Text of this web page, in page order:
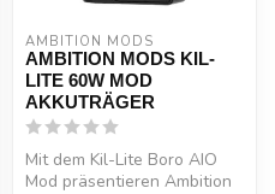
AMBITION MODS
AMBITION MODS KIL-
LITE 60W MOD
AKKUTRÄGER
Mit dem Kil-Lite Boro AIO
Mod präsentieren Ambition